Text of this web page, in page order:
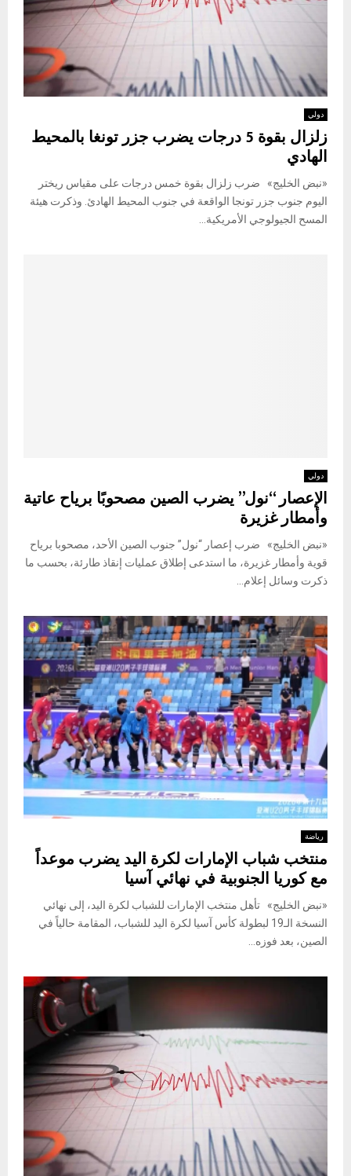
دولي
زلزال بقوة 5 درجات يضرب جزر تونغا بالمحيط
الهادي
«نبض الخليج» ضرب زلزال بقوة خمس درجات على مقياس ريختر
اليوم جنوب جزر تونجا الواقعة في جنوب المحيط الهادئ. وذكرت هيئة
المسح الجيولوجي الأمريكية...
دولي
الإعصار “نول” يضرب الصين مصحوبًا برياح عاتية
وأمطار غزيرة
«نبض الخليج» ضرب إعصار “نول” جنوب الصين الأحد، مصحوبا برياح
قوية وأمطار غزيرة، ما استدعى إطلاق عمليات إنقاذ طارئة، بحسب ما
ذكرت وسائل إعلام...
رياضة
منتخب شباب الإمارات لكرة اليد يضرب موعداً
مع كوريا الجنوبية في نهائي آسيا
«نبض الخليج» تأهل منتخب الإمارات للشباب لكرة اليد، إلى نهائي
النسخة الـ19 لبطولة كأس آسيا لكرة اليد للشباب، المقامة حالياً في
الصين، بعد فوزه...